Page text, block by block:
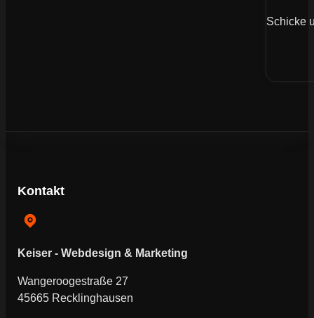
Schicke
Kontakt
Keiser - Webdesign & Marketing
Wangeroogestraße 27
45665 Recklinghausen